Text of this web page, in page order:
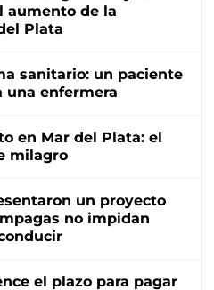
aumento de la
Plata
sanitario: un paciente
una enfermera
en Mar del Plata: el
milagro
un proyecto
no impidan
el plazo para pagar